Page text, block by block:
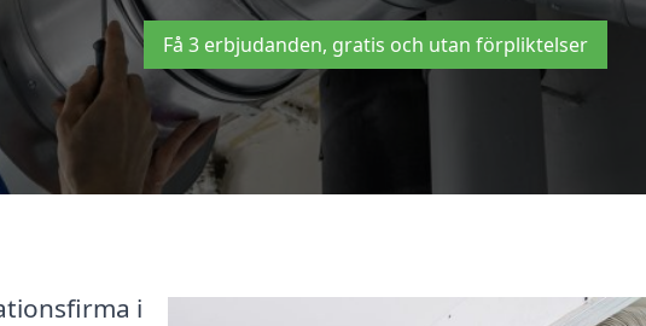
Få 3 erbjudanden, gratis och utan förpliktelser
i